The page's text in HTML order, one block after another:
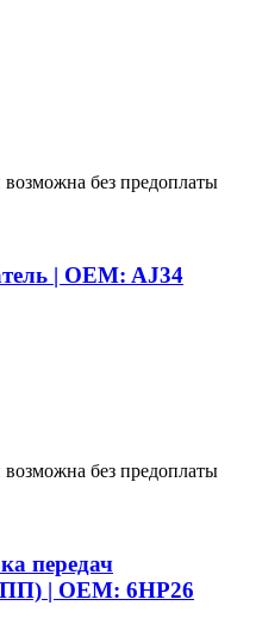
возможна без предоплаты
| OEM: AJ34
возможна без предоплаты
передач
| OEM: 6HP26